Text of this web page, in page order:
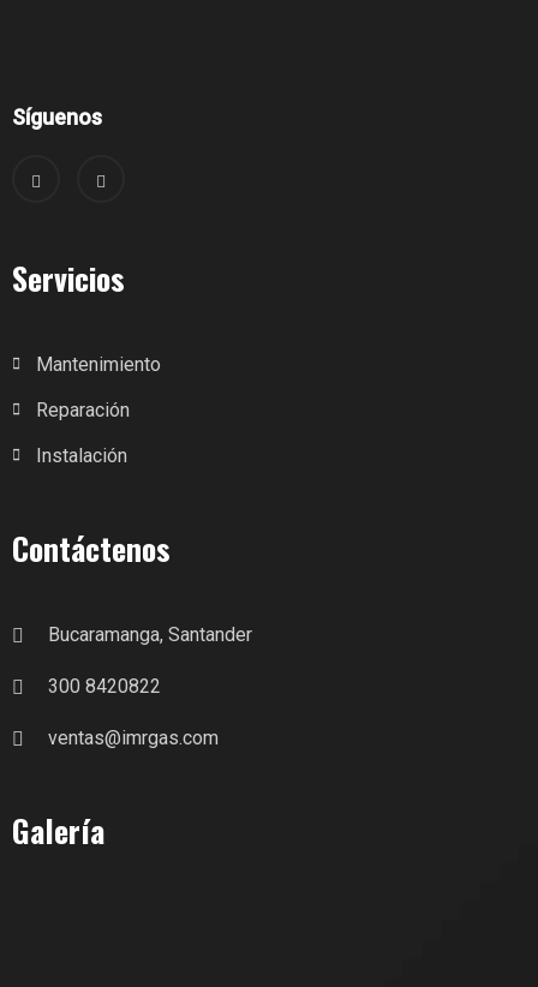
Síguenos
Servicios
Mantenimiento
Reparación
Instalación
Contáctenos
Bucaramanga, Santander
300 8420822
ventas@imrgas.com
Galería